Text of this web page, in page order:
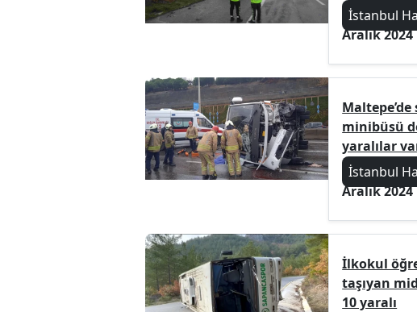
İstanbul
Aralık 2024
Maltepe’de
minibüsü
yaralılar
İstanbul
Aralık 2024
İlkokul
taşıyan
10 yaralı